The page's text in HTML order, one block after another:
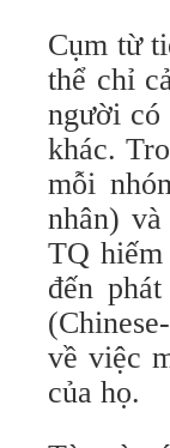
Cụm từ
thể chỉ
người có
khác.
mỗi
nhân) và
TQ
đến
về việc
của họ.